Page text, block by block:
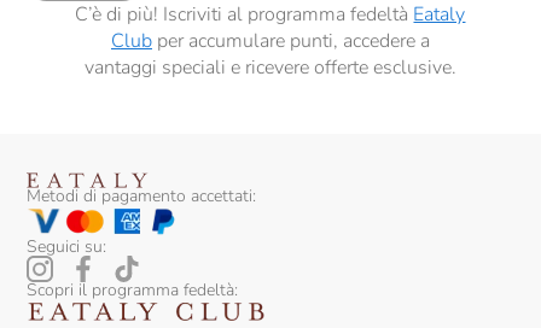
C’è di più! Iscriviti al programma fedeltà Eataly
Clubper accumulare punti, accedere a
vantaggi speciali e ricevere offerte esclusive.
Metodi di pagamento accettati:
Seguici su:
Scopri il programma fedeltà: